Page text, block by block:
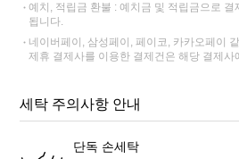
예치, 적립금 환불 : 예치금 및 적립금으로 결
됩니다.
네이버페이, 삼성페이, 페이코, 카카오페이
제휴 결제사를 이용한 결제건은 해당 결제사
세탁 주의사항 안내
단독 손세탁